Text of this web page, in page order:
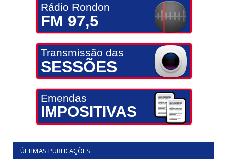
Rádio Rondon
FM 97,5
Transmissão das
SESSÕES
Emendas
IMPOSITIVAS
ÚLTIMAS PUBLICAÇÕES